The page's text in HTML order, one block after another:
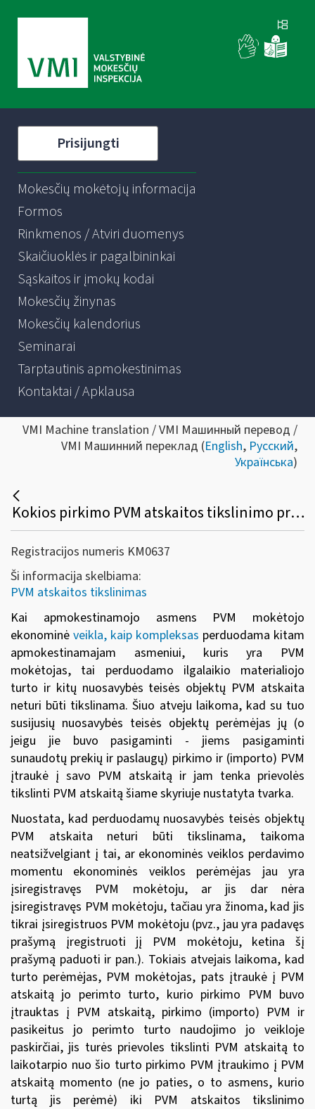
Prisijungti
Mokesčių mokėtojų informacija
Formos
Rinkmenos / Atviri duomenys
Skaičiuoklės ir pagalbininkai
Sąskaitos ir įmokų kodai
Mokesčių žinynas
Mokesčių kalendorius
Seminarai
Tarptautinis apmokestinimas
Kontaktai / Apklausa
VMI Machine translation / VMI Машинный перевод /
VMI Машинний переклад (English, Русский,
Українська)
Kokios pirkimo PVM atskaitos tikslinimo prievolės kyla, kai apmokestinamojo asmens PVM mokėtojo, ekonominė veikla, kaip kompleksas perduodama kitam PVM mokėtojui?
Registracijos numeris KM0637
Ši informacija skelbiama:
PVM atskaitos tikslinimas
Kai apmokestinamojo asmens PVM mokėtojo
ekonominė veikla, kaip kompleksas perduodama kitam
apmokestinamajam asmeniui, kuris yra PVM
mokėtojas, tai perduodamo ilgalaikio materialiojo
turto ir kitų nuosavybės teisės objektų PVM atskaita
neturi būti tikslinama. Šiuo atveju laikoma, kad su tuo
susijusių nuosavybės teisės objektų perėmėjas jų (o
jeigu jie buvo pasigaminti - jiems pasigaminti
sunaudotų prekių ir paslaugų) pirkimo ir (importo) PVM
įtraukė į savo PVM atskaitą ir jam tenka prievolės
tikslinti PVM atskaitą šiame skyriuje nustatyta tvarka.
Nuostata, kad perduodamų nuosavybės teisės objektų
PVM atskaita neturi būti tikslinama, taikoma
neatsižvelgiant į tai, ar ekonominės veiklos perdavimo
momentu ekonominės veiklos perėmėjas jau yra
įsiregistravęs PVM mokėtoju, ar jis dar nėra
įsiregistravęs PVM mokėtoju, tačiau yra žinoma, kad jis
tikrai įsiregistruos PVM mokėtoju (pvz., jau yra padavęs
prašymą įregistruoti jį PVM mokėtoju, ketina šį
prašymą paduoti ir pan.). Tokiais atvejais laikoma, kad
turto perėmėjas, PVM mokėtojas, pats įtraukė į PVM
atskaitą jo perimto turto, kurio pirkimo PVM buvo
įtrauktas į PVM atskaitą, pirkimo (importo) PVM ir
pasikeitus jo perimto turto naudojimo jo veikloje
paskirčiai, jis turės prievoles tikslinti PVM atskaitą to
laikotarpio nuo šio turto pirkimo PVM įtraukimo į PVM
atskaitą momento (ne jo paties, o to asmens, kurio
turtą jis perėmė) iki PVM atskaitos tikslinimo